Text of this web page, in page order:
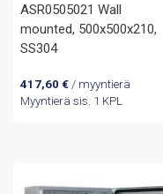
ASR0505021 Wall
mounted, 500x500x210,
SS304
417,60 €/ myyntierä
Myyntierä sis. 1 KPL